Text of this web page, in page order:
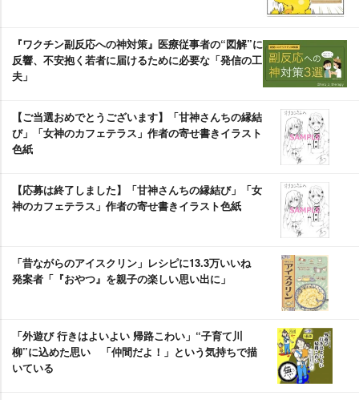
『ワクチン副反応への神対策』医療従事者の“図解”に
反響、不安抱く若者に届けるために必要な「発信の工
夫」
【ご当選おめでとうございます】「甘神さんちの縁結
び」「女神のカフェテラス」作者の寄せ書きイラスト
色紙
【応募は終了しました】「甘神さんちの縁結び」「女
神のカフェテラス」作者の寄せ書きイラスト色紙
「昔ながらのアイスクリン」レシピに13.3万いいね
発案者「『おやつ』を親子の楽しい思い出に」
「外遊び 行きはよいよい 帰路こわい」“子育て川
柳”に込めた思い 「仲間だよ！」という気持ちで描
いている